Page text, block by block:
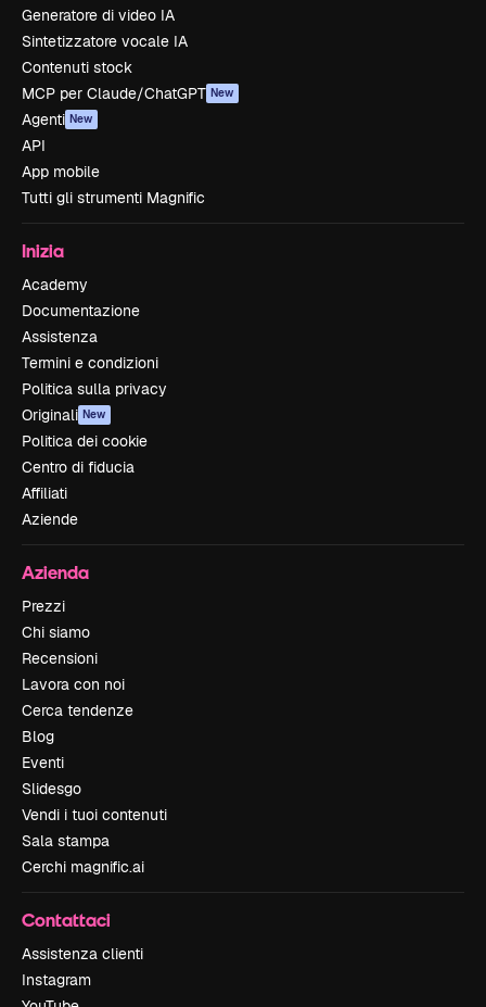
Generatore di video IA
Sintetizzatore vocale IA
Contenuti stock
MCP per Claude/ChatGPT New
Agenti New
API
App mobile
Tutti gli strumenti Magnific
Inizia
Academy
Documentazione
Assistenza
Termini e condizioni
Politica sulla privacy
Originali New
Politica dei cookie
Centro di fiducia
Affiliati
Aziende
Azienda
Prezzi
Chi siamo
Recensioni
Lavora con noi
Cerca tendenze
Blog
Eventi
Slidesgo
Vendi i tuoi contenuti
Sala stampa
Cerchi magnific.ai
Contattaci
Assistenza clienti
Instagram